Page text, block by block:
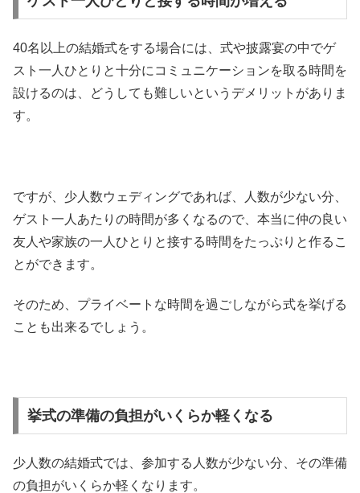
40名以上の結婚式をする場合には、式や披露宴の中でゲ
スト一人ひとりと十分にコミュニケーションを取る時間を
設けるのは、どうしても難しいというデメリットがありま
す。
ですが、少人数ウェディングであれば、人数が少ない分、
ゲスト一人あたりの時間が多くなるので、本当に仲の良い
友人や家族の一人ひとりと接する時間をたっぷりと作るこ
とができます。
そのため、プライベートな時間を過ごしながら式を挙げる
ことも出来るでしょう。
挙式の準備の負担がいくらか軽くなる
少人数の結婚式では、参加する人数が少ない分、その準備
の負担がいくらか軽くなります。